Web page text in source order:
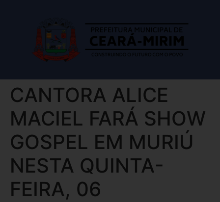
CANTORA ALICE
MACIEL FARÁ SHOW
GOSPEL EM MURIÚ
NESTA QUINTA-
FEIRA, 06